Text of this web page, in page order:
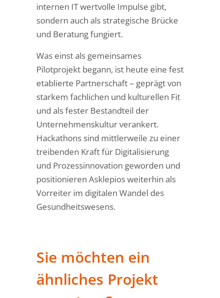
internen IT wertvolle Impulse gibt,
sondern auch als strategische Brücke
und Beratung fungiert.
Was einst als gemeinsames
Pilotprojekt begann, ist heute eine fest
etablierte Partnerschaft – geprägt von
starkem fachlichen und kulturellen Fit
und als fester Bestandteil der
Unternehmenskultur verankert.
Hackathons sind mittlerweile zu einer
treibenden Kraft für Digitalisierung
und Prozessinnovation geworden und
positionieren Asklepios weiterhin als
Vorreiter im digitalen Wandel des
Gesundheitswesens.
Sie möchten ein
ähnliches Projekt